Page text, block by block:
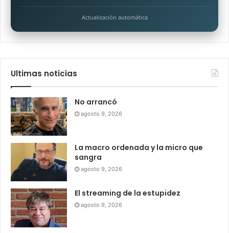
Actualización automática
Ultimas noticias
No arrancó
agosto 9, 2026
La macro ordenada y la micro que
sangra
agosto 9, 2026
El streaming de la estupidez
agosto 9, 2026